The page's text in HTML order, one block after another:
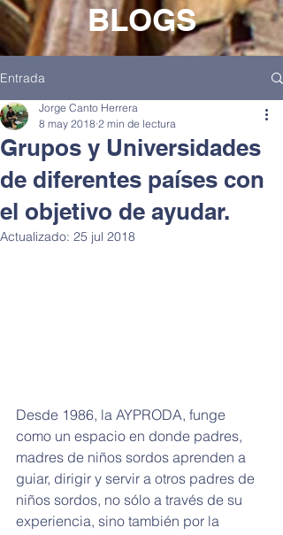
BLOGS
Entrada
Grupos y Universidades
de diferentes países con
el objetivo de ayudar.
Jorge Canto Herrera
8 may 2018 2 min de lectura
Actualizado: 25 jul 2018
Desde 1986, la AYPRODA, funge
como un espacio en donde padres,
madres de niños sordos aprenden a
guiar, dirigir y servir a otros padres de
niños sordos, no sólo a través de su
experiencia, sino también por la